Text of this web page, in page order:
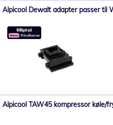
Alpicool Dewalt adapter passer til
Alpicool TAW45 kompressor køle/